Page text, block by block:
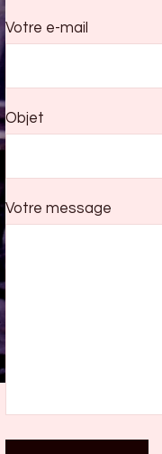
Votre e-mail
Objet
Votre message